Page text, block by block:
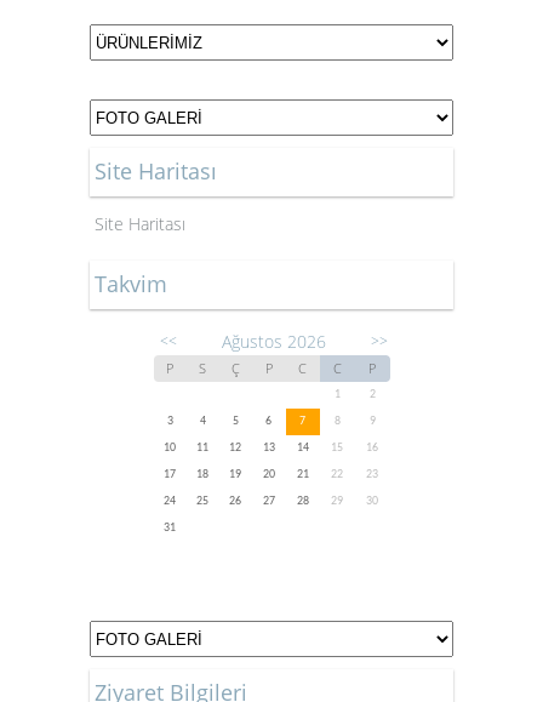
Site Haritası
Site Haritası
Takvim
<< Ağustos 2026 >>
P S Ç P C C P
1
2
3
4 5 6 7 8
9
10
11 12 13 14 15
16
17
18 19 20 21 22
23
24
25 26 27 28 29
30
31
Ziyaret Bilgileri